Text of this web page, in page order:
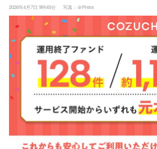
2026年4月7日 9時45分 写真：＠Press